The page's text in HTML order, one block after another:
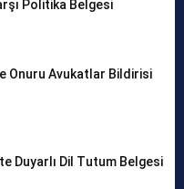
Politika Belgesi
Onuru Avukatlar Bildirisi
Duyarlı Dil Tutum Belgesi